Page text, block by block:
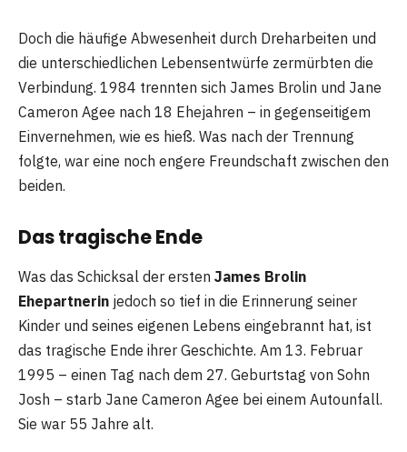
Doch die häufige Abwesenheit durch Dreharbeiten und
die unterschiedlichen Lebensentwürfe zermürbten die
Verbindung. 1984 trennten sich James Brolin und Jane
Cameron Agee nach 18 Ehejahren – in gegenseitigem
Einvernehmen, wie es hieß. Was nach der Trennung
folgte, war eine noch engere Freundschaft zwischen den
beiden.
Das tragische Ende
Was das Schicksal der ersten James Brolin
Ehepartnerin jedoch so tief in die Erinnerung seiner
Kinder und seines eigenen Lebens eingebrannt hat, ist
das tragische Ende ihrer Geschichte. Am 13. Februar
1995 – einen Tag nach dem 27. Geburtstag von Sohn
Josh – starb Jane Cameron Agee bei einem Autounfall.
Sie war 55 Jahre alt.